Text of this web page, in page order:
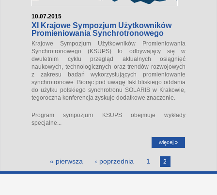
10.07.2015
XI Krajowe Sympozjum Użytkowników
Promieniowania Synchrotronowego
Krajowe Sympozjum Użytkowników Promieniowania
Synchrotronowego (KSUPS) to odbywający się w
dwuletnim cyklu przegląd aktualnych osiągnięć
naukowych, technologicznych oraz trendów rozwojowych
z zakresu badań wykorzystujących promieniowanie
synchrotronowe. Biorąc pod uwagę fakt bliskiego oddania
do użytku polskiego synchrotronu SOLARIS w Krakowie,
tegoroczna konferencja zyskuje dodatkowe znaczenie.
Program sympozjum KSUPS obejmuje wykłady
specjalne...
więcej »
« pierwsza ‹ poprzednia 1 2